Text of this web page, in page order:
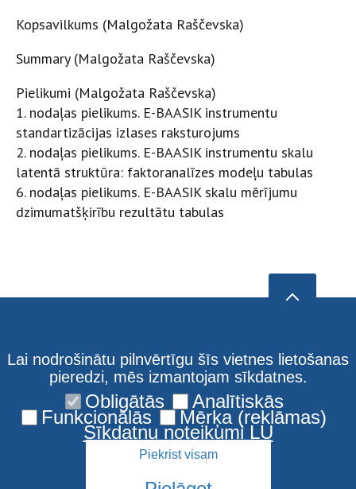
Kopsavilkums (Malgožata Raščevska)
Summary (Malgožata Raščevska)
Pielikumi (Malgožata Raščevska)
1. nodaļas pielikums. E-BAASIK instrumentu
standartizācijas izlases raksturojums
2. nodaļas pielikums. E-BAASIK instrumentu skalu
latentā struktūra: faktoranalīzes modeļu tabulas
6. nodaļas pielikums. E-BAASIK skalu mērījumu
dzimumatšķirību rezultātu tabulas
Lai nodrošinātu pilnvērtīgu šīs vietnes lietošanas
pieredzi, mēs izmantojam sīkdatnes.
Obligātās Analītiskās
Funkcionālās Mērķa (reklāmas)
Sīkdatņu noteikumi LU
Piekrist visam